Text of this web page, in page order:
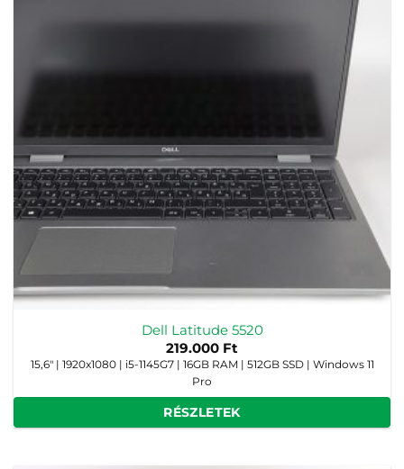
Dell Latitude 5520
219.000 Ft
15,6" | 1920x1080 | i5-1145G7 | 16GB RAM | 512GB SSD | Windows 11
Pro
RÉSZLETEK